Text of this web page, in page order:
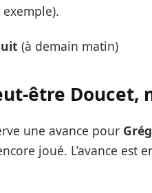
(à demain matin)
être Doucet,
une avance pour
joué. L’avance est